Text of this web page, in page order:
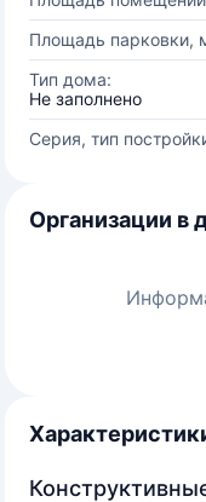
Площадь парковки,
Тип дома:
Не заполнено
Серия, тип
Организации в